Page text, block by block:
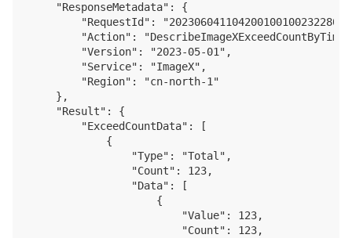
    "ResponseMetadata": {
"RequestId":
"Action":
        "Version": "2023-05-01",
        "Service": "ImageX",
        "Region": "cn-north-1"
    },
    "Result": {
        "ExceedCountData": [
            {
                "Type": "Total",
                "Count": 123,
                "Data": [
                    {
                        "Value": 123,
                        "Count": 123,